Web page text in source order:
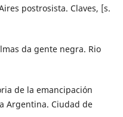
postrosista. Claves, [s.
da gente negra. Rio
de la emancipación
Argentina. Ciudad de